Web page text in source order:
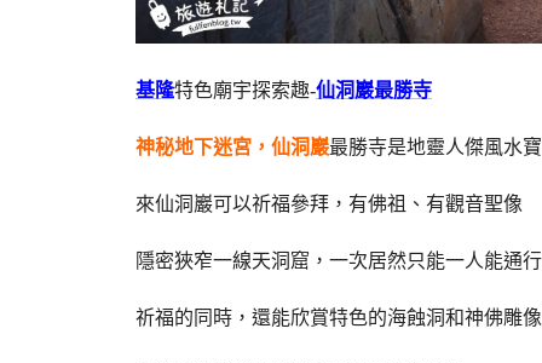
基隆特色廟宇探索趣-仙洞巖最勝寺
神秘地下迷宮，仙洞巖最勝寺是地靈人傑風水
來仙洞巖可以祈福參拜，有佛祖、有觀音聖像
隱密狹窄一線天洞窟，一次居然只能一人能通行
祈福的同時，還能欣賞特色的海蝕洞和神佛雕像